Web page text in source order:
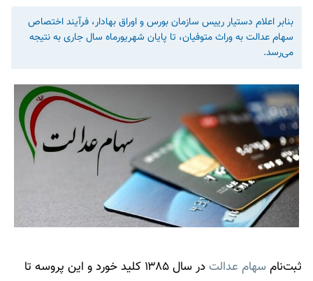
بنابر اعلام دستیار رییس سازمان بورس و اوراق بهادار، فرآیند اختصاص
سهام عدالت به وراث متوفیان، تا پایان شهریورماه سال جاری به نتیجه
می‌رسد.
ثبت‌نام سهام عدالت
در سال ۱۳۸۵ کلید خورد و این پروسه تا